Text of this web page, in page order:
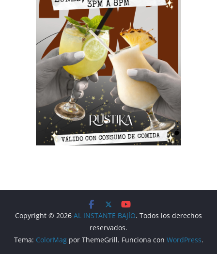
Copyright © 2026 AL INSTANTE BAJÍO. Todos los derechos
reservados.
Tema: ColorMagpor ThemeGrill. Funciona con WordPress.